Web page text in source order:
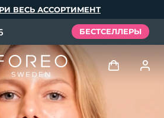
ВЕСЬ АССОРТИМЕНТ
БЕСТСЕЛЛЕРЫ